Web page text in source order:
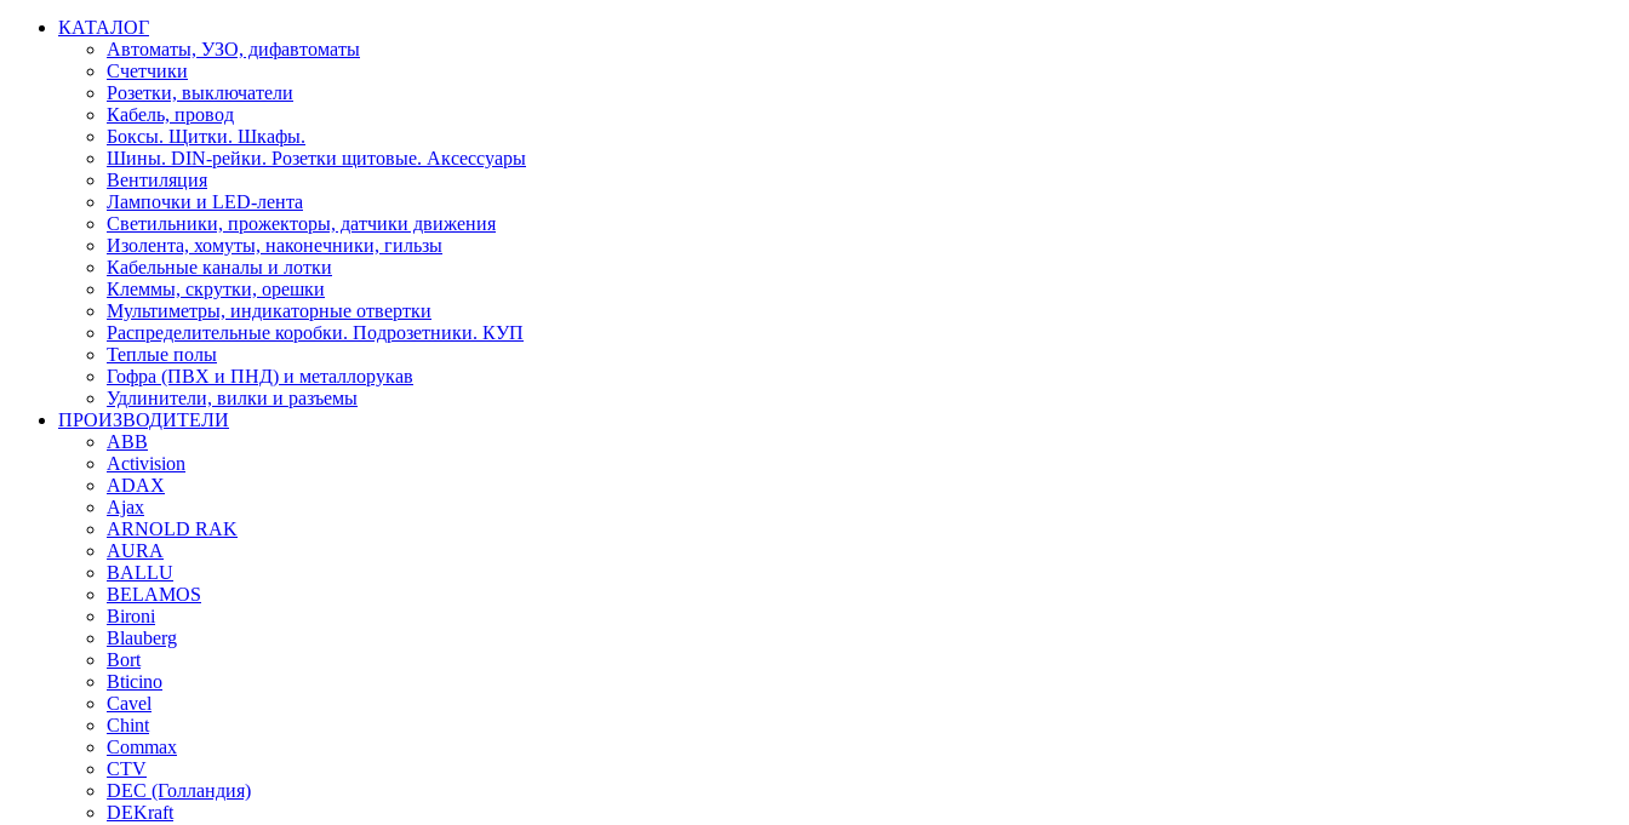
КАТАЛОГ
Автоматы, УЗО, дифавтоматы
Счетчики
Розетки, выключатели
Кабель, провод
Боксы. Щитки. Шкафы.
Шины. DIN-рейки. Розетки щитовые. Аксессуары
Вентиляция
Лампочки и LED-лента
Светильники, прожекторы, датчики движения
Изолента, хомуты, наконечники, гильзы
Кабельные каналы и лотки
Клеммы, скрутки, орешки
Мультиметры, индикаторные отвертки
Распределительные коробки. Подрозетники. КУП
Теплые полы
Гофра (ПВХ и ПНД) и металлорукав
Удлинители, вилки и разъемы
ПРОИЗВОДИТЕЛИ
ABB
Activision
ADAX
Ajax
ARNOLD RAK
AURA
BALLU
BELAMOS
Bironi
Blauberg
Bort
Bticino
Cavel
Chint
Commax
CTV
DEC (Голландия)
DEKraft